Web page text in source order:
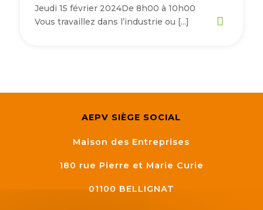
Jeudi 15 février 2024De 8h00 à 10h00
Vous travaillez dans l’industrie ou […]
AEPV SIÈGE SOCIAL
Maison des Entreprises
180 rue Pierre et Marie Curie
01100 BELLIGNAT